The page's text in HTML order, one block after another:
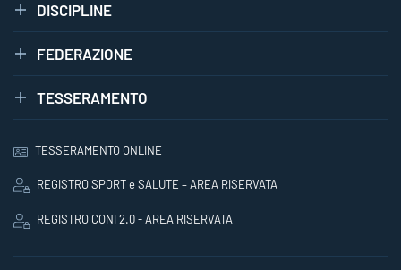
DISCIPLINE
FEDERAZIONE
TESSERAMENTO
TESSERAMENTO ONLINE
REGISTRO SPORT e SALUTE – AREA RISERVATA
REGISTRO CONI 2.0 - AREA RISERVATA